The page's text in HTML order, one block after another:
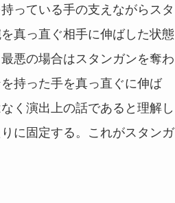
っている手の支えながらスタ
真っ直ぐ相手に伸ばした状態
悪の場合はスタンガンを奪わ
持った手を真っ直ぐに伸ば
く演出上の話であると理解し
に固定する。これがスタンガ